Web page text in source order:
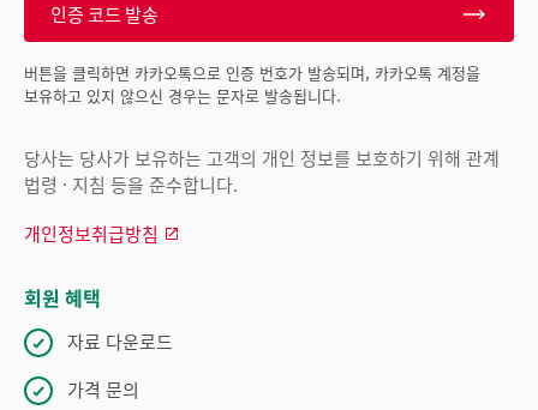
인증 코드 발송
버튼을 클릭하면 카카오톡으로 인증 번호가 발송되며, 카카오톡 계정을
보유하고 있지 않으신 경우는 문자로 발송됩니다.
당사는 당사가 보유하는 고객의 개인 정보를 보호하기 위해 관계
법령 · 지침 등을 준수합니다.
개인정보취급방침
회원 혜택
자료 다운로드
가격 문의